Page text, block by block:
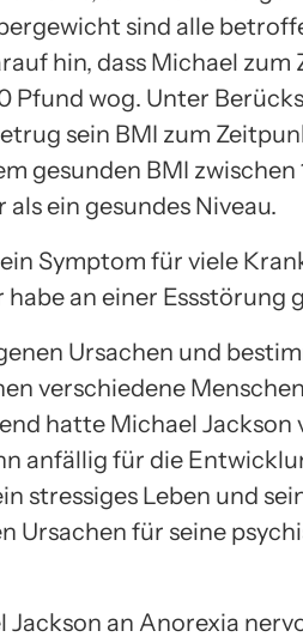
sind alle
hin, dass Michael zum
Pfund wog. Unter
sein BMI zum
gesunden BMI zwischen
ein gesundes Niveau.
Symptom für viele
habe an einer Essstörung
Ursachen und
verschiedene
hatte Michael Jackson
anfällig für die
stressiges Leben und
Ursachen für seine
an Anorexia